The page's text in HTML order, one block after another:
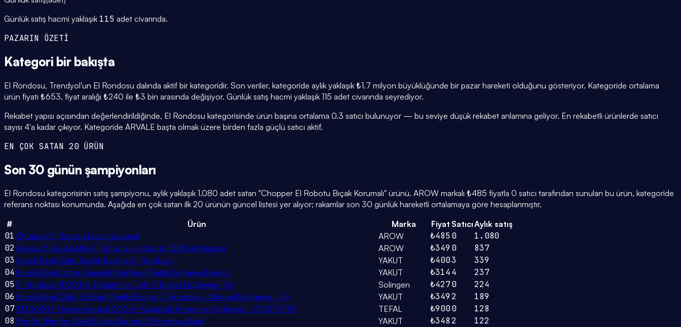
Günlük satış hacmi yaklaşık 115 adet civarında.
PAZARIN ÖZETİ
Kategori bir bakışta
El Rondosu, Trendyol'un El Rondosu dalında aktif bir kategoridir. Son veriler, kategoride aylık yaklaşık ₺1.7 milyon büyüklüğünde bir pazar hareketi olduğunu gösteriyor. Kategoride ortalama
ürün fiyatı ₺653, fiyat aralığı ₺240 ile ₺3 bin arasında değişiyor. Günlük satış hacmi yaklaşık 115 adet civarında seyrediyor.
Rekabet yapısı açısından değerlendirildiğinde, El Rondosu kategorisinde ürün başına ortalama 0.3 satıcı bulunuyor — bu seviye düşük rekabet anlamına geliyor. En rekabetli ürünlerde satıcı
sayısı 4'a kadar çıkıyor. Kategoride ARVALE başta olmak üzere birden fazla güçlü satıcı aktif.
EN ÇOK SATAN 20 ÜRÜN
Son 30 günün şampiyonları
El Rondosu kategorisinin satış şampiyonu, aylık yaklaşık 1.080 adet satan "Chopper El Robotu Bıçak Korumalı" ürünü. AROW markalı ₺485 fiyatla 0 satıcı tarafından sunulan bu ürün, kategoride
referans noktası konumunda. Aşağıda en çok satan ilk 20 ürünün güncel listesi yer alıyor; rakamlar son 30 günlük hareketli ortalamaya göre hesaplanmıştır.
#
Ürün Marka Fiyat SatıcıAylık satış
01 Chopper El Robotu Bıçak Korumalı AROW ₺4850
1.080
02 Marcas 5 Bıçaklı Mini El Robotu-ipli Rondo 1000 ml Hazneli AROW ₺349 0
837
03 Karışık Renk Çelik Bıçaklı Basmalı El Rondosu YAKUT ₺4003
339
04 Karışık Renk Üstten Basmalı Yeni Nesil Pratik Doğrayıcı Rondo YAKUT ₺3144
237
05 El Rondosu 1500 ML Paslanmaz Çelik 3 Bıçaklı Doğrayıcı -Gri Solingen ₺4270
224
06 Karışık Renk Çelik 3 Bıçaklı Pratik Basmalı El Rondosu - Manuel Doğrayıcı - Gri YAKUT ₺3492
189
07K1330404 Festive Manual 500 ml Kapasiteli Rondo ve Doğrayıcı - 2100119759 TEFAL ₺9000
128
08 Rondo Blender Çelik Bıçaklı Basmalı El Rondosu Best YAKUT ₺3482
122